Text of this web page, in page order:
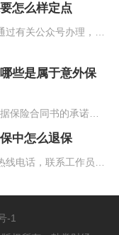
怎么样定点
些是属于意外保
中怎么退保
-1